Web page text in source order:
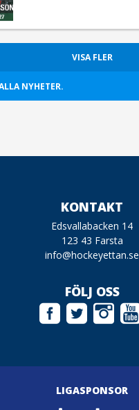
VISA FLER
NYHETER.
KONTAKT
Edsvallabacken 14
123 43 Farsta
info@hockeyettan.se
FÖLJ OSS
LIGASPONSOR